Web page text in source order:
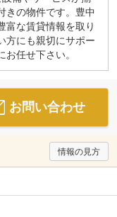
きの物件です。豊中
富な賃貸情報を取り
方にも親切にサポー
任せ下さい。
お問い合わせ
情報の見方